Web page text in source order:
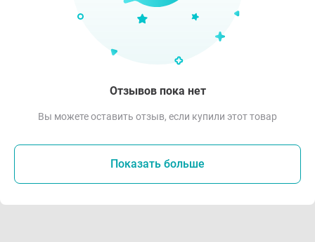
Отзывов пока нет
Вы можете оставить отзыв, если купили этот товар
Показать больше